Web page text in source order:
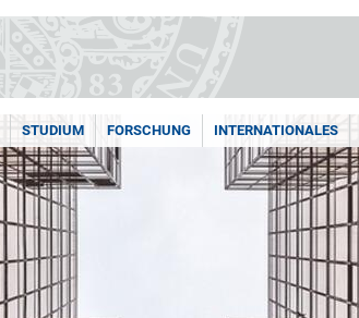
STUDIUM FORSCHUNG INTERNATIONALES